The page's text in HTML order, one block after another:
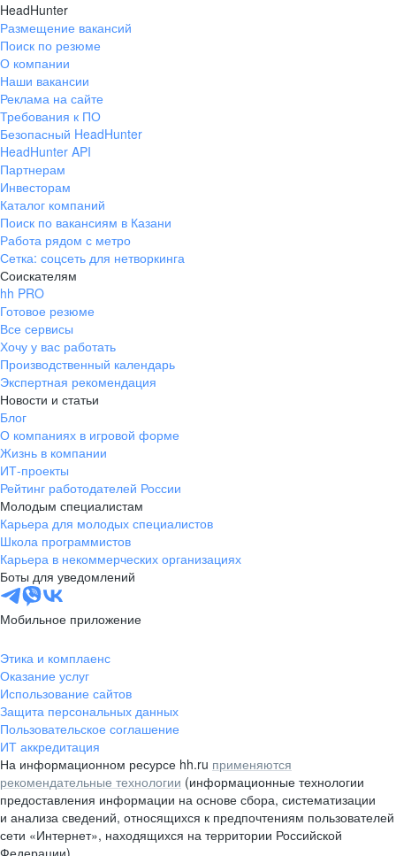
HeadHunter
Размещение вакансий
Поиск по резюме
О компании
Наши вакансии
Реклама на сайте
Требования к ПО
Безопасный HeadHunter
HeadHunter API
Партнерам
Инвесторам
Каталог компаний
Поиск по вакансиям в Казани
Работа рядом с метро
Сетка: соцсеть для нетворкинга
Соискателям
hh PRO
Готовое резюме
Все сервисы
Хочу у вас работать
Производственный календарь
Экспертная рекомендация
Новости и статьи
Блог
О компаниях в игровой форме
Жизнь в компании
ИТ-проекты
Рейтинг работодателей России
Молодым специалистам
Карьера для молодых специалистов
Школа программистов
Карьера в некоммерческих организациях
Боты для уведомлений
Мобильное приложение
Этика и комплаенс
Оказание услуг
Использование сайтов
Защита персональных данных
Пользовательское соглашение
ИТ аккредитация
На информационном ресурсе hh.ru применяются
рекомендательные технологии (информационные технологии
предоставления информации на основе сбора, систематизации
и анализа сведений, относящихся к предпочтениям пользователей
сети «Интернет», находящихся на территории Российской
Федерации)